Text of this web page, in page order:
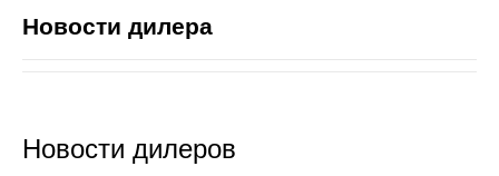
Новости дилера
Новости дилеров